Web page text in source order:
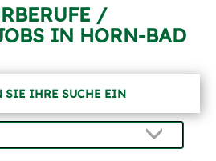
/
IN HORN-BAD
SIE IHRE SUCHE EIN